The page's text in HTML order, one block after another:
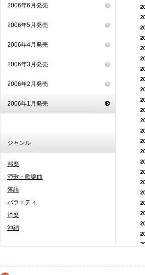
2006年6月発売
2006年5月発売
2006年4月発売
2006年3月発売
2006年2月発売
2006年1月発売
ジャンル
邦楽
演歌・歌謡曲
落語
バラエティ
洋楽
沖縄